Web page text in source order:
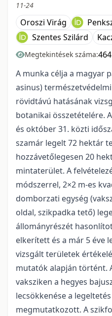
11-24
Oroszi Virág
Szentes Szilárd
Megtekintések száma:464
A munka célja a magyar
asinus)
rövidtávú hatásának
botanikai összetételére.
és október 31. közti
szamár legelt 72 hektár
hozzávetőlegesen 20
mintaterület. A
módszerrel, 2×2 m-es
domborzati egység
oldal, szikpadka tető)
állományrészét
elkerített és a már 5 éve
vizsgált területek
mutatók alapján történt.
vaksziken a hegyes
lecsökkenése a
megmutatkozott. A